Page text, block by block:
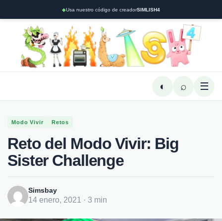
◆Usa nuestro código de creadorSIMLISH4
◐ ⌕ ☰
Modo Vivir Retos
Reto del Modo Vivir: Big
Sister Challenge
Simsbay
14 enero, 2021 · 3 min